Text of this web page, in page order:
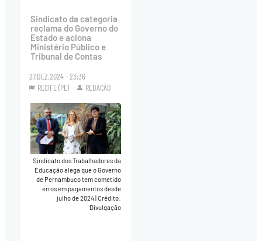
Sindicato da categoria
reclama do Governo do
Estado e aciona
Ministério Público e
Tribunal de Contas
27.DEZ.2024 - 23:36
RECIFE (PE)
REDAÇÃO
Sindicato dos Trabalhadores da
Educação alega que o Governo
de Pernambuco tem cometido
erros em pagamentos desde
julho de 2024 Crédito:
Divulgação